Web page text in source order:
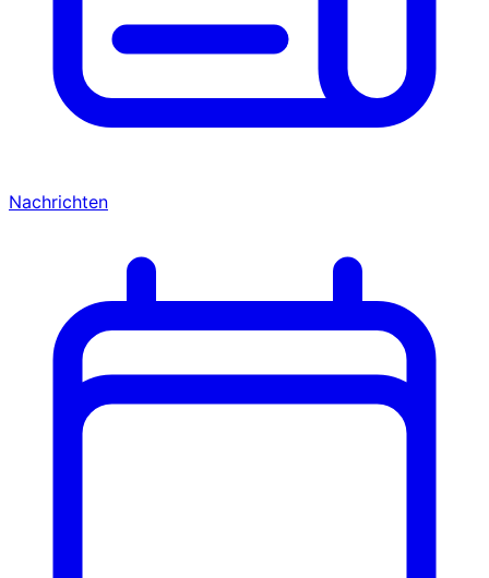
Nachrichten